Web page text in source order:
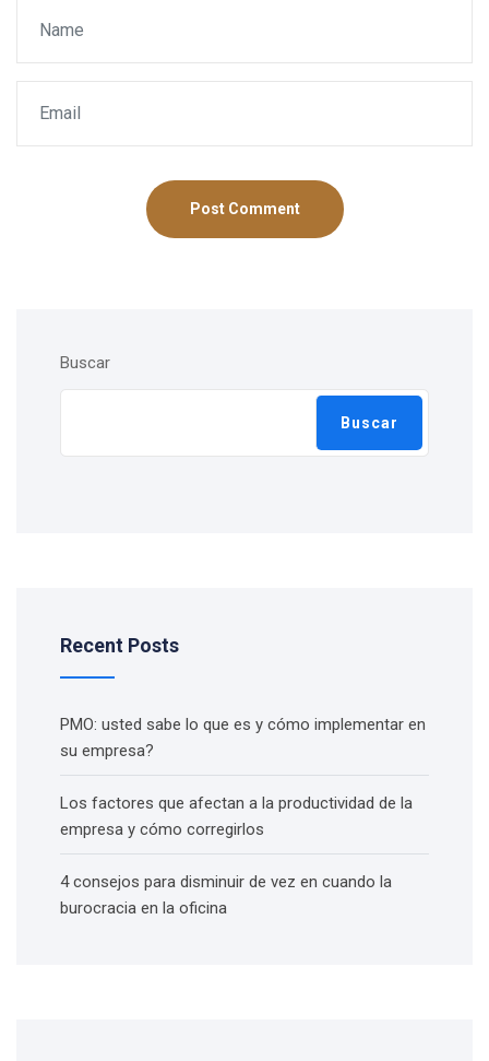
Post Comment
Buscar
Buscar
Recent Posts
PMO: usted sabe lo que es y cómo implementar en
su empresa?
Los factores que afectan a la productividad de la
empresa y cómo corregirlos
4 consejos para disminuir de vez en cuando la
burocracia en la oficina